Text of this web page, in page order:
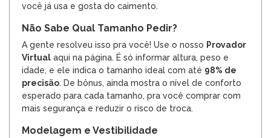
você já usa e gosta do caimento.
Não Sabe Qual Tamanho Pedir?
A gente resolveu isso pra você! Use o nosso Provador
Virtual aqui na página. É só informar altura, peso e
idade, e ele indica o tamanho ideal com até 98% de
precisão. De bônus, ainda mostra o nível de conforto
esperado para cada tamanho, pra você comprar com
mais segurança e reduzir o risco de troca.
Modelagem e Vestibilidade